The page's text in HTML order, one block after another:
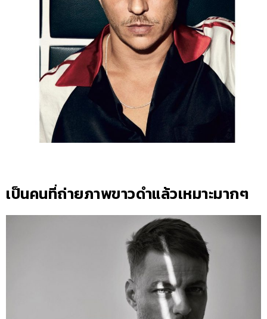
เป็นคนที่ถ่ายภาพขาวดำแล้วเหมาะมากๆ